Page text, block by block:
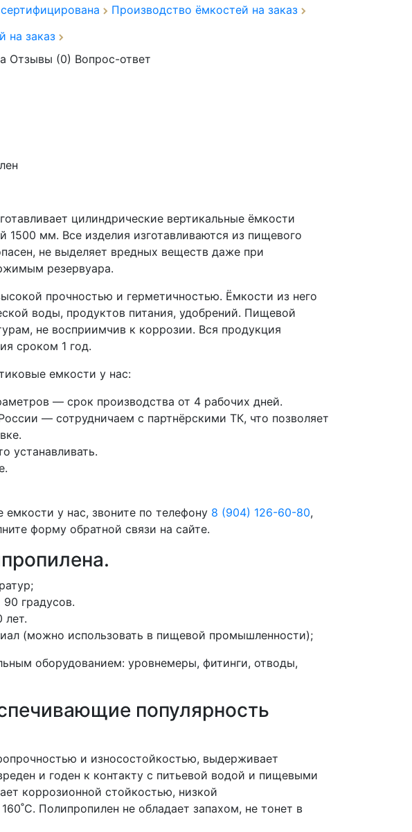
Производство ёмкостей на заказ
на заказ
Отзывы (0) Вопрос-ответ
цилиндрические вертикальные ёмкости
мм. Все изделия изготавливаются из пищевого
не выделяет вредных веществ даже при
резервуара.
прочностью и герметичностью. Ёмкости из него
воды, продуктов питания, удобрений. Пищевой
не восприимчив к коррозии. Вся продукция
сроком 1 год.
емкости у нас:
— срок производства от 4 рабочих дней.
— сотрудничаем с партнёрскими ТК, что позволяет
устанавливать.
у нас, звоните по телефону 8 (904) 126-60-80,
форму обратной связи на сайте.
градусов.
лет.
(можно использовать в пищевой промышленности);
оборудованием: уровнемеры, фитинги, отводы,
популярность
и износостойкостью, выдерживает
и годен к контакту с питьевой водой и пищевыми
коррозионной стойкостью, низкой
Полипропилен не обладает запахом, не тонет в